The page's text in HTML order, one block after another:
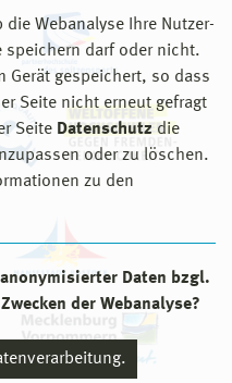
Webanalyse Ihre Nutzer-
speichern darf oder nicht.
Gerät gespeichert, so dass
Seite nicht erneut gefragt
Seite Datenschutz die
oder zu löschen.
zu den
Daten bzgl.
der Webanalyse?